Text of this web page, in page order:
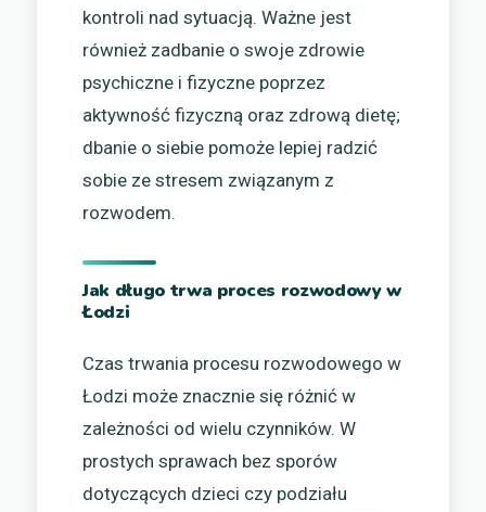
kontroli nad sytuacją. Ważne jest
również zadbanie o swoje zdrowie
psychiczne i fizyczne poprzez
aktywność fizyczną oraz zdrową dietę;
dbanie o siebie pomoże lepiej radzić
sobie ze stresem związanym z
rozwodem.
Jak długo trwa proces rozwodowy w
Łodzi
Czas trwania procesu rozwodowego w
Łodzi może znacznie się różnić w
zależności od wielu czynników. W
prostych sprawach bez sporów
dotyczących dzieci czy podziału